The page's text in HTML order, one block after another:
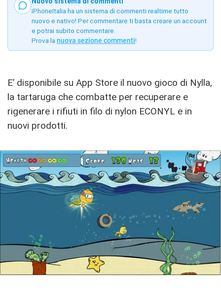
iPhoneItalia ha un sistema di commenti realtime tutto
nuovo e nativo! Per commentare ti basta creare un account
e potrai subito commentare.
Prova la nuova sezione commenti!
E’ disponibile su App Store il nuovo gioco di Nylla,
la tartaruga che combatte per recuperare e
rigenerare i rifiuti in filo di nylon ECONYL e in
nuovi prodotti.